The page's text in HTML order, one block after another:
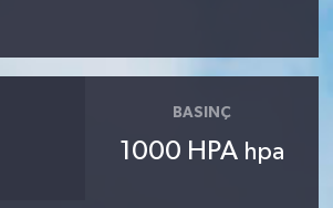
BASINÇ
1000 HPA hpa